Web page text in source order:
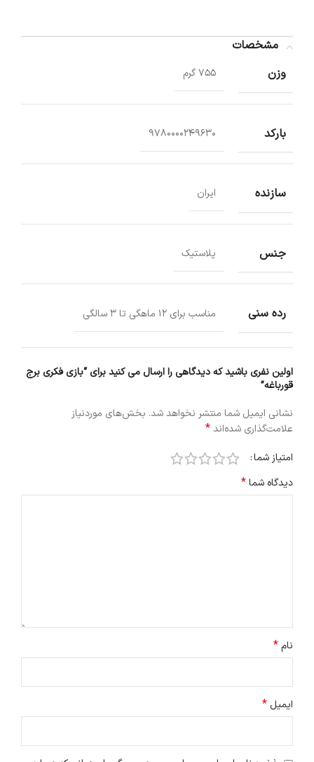
مشخصات
وزن
755 گرم
بارکد 9780000249630
سازنده ایران
جنس پلاستیک
رده سنی مناسب برای 12 ماهگی تا 3 سالگی
اولین نفری باشید که دیدگاهی را ارسال می کنید برای “بازی فکری برج
قورباغه”
نشانی ایمیل شما منتشر نخواهد شد. بخش‌های موردنیاز
علامت‌گذاری شده‌اند*
امتیاز شما
دیدگاه شما*
نام*
ایمیل*